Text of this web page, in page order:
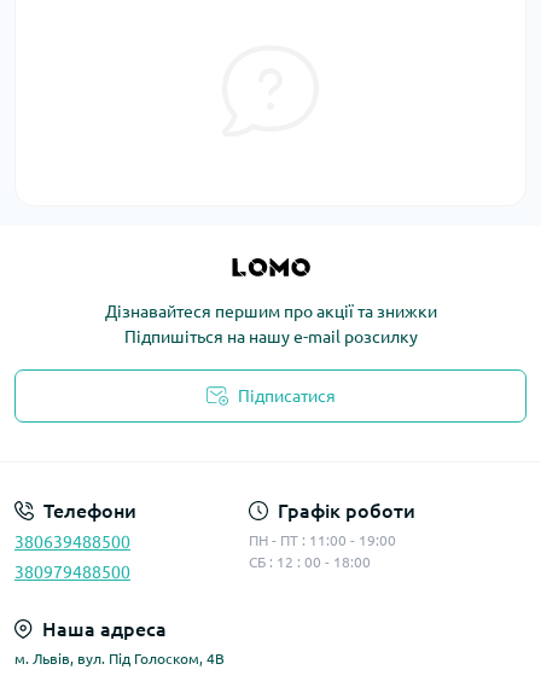
Дізнавайтеся першим про акції та знижки
Підпишіться на нашу e-mail розсилку
Підписатися
Телефони
380639488500
380979488500
Графік роботи
ПН - ПТ : 11:00 - 19:00
СБ : 12 : 00 - 18:00
Наша адреса
м. Львів, вул. Під Голоском, 4В